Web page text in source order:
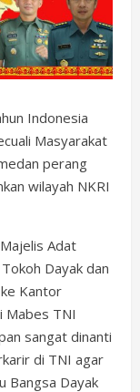
Indonesia
Masyarakat
perang
wilayah NKRI
Adat
Dayak dan
Kantor
Mabes TNI
sangat dinanti
di TNI agar
Bangsa Dayak